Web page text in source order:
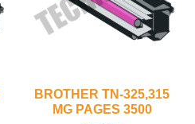
BROTHER TN-325,315
MG PAGES 3500